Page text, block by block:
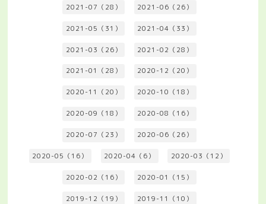
2021-07（28） 2021-06（26）
2021-05（31） 2021-04（33）
2021-03（26） 2021-02（28）
2021-01（28） 2020-12（20）
2020-11（20） 2020-10（18）
2020-09（18） 2020-08（16）
2020-07（23） 2020-06（26）
2020-05（16） 2020-04（6） 2020-03（12）
2020-02（16） 2020-01（15）
2019-12（19） 2019-11（10）